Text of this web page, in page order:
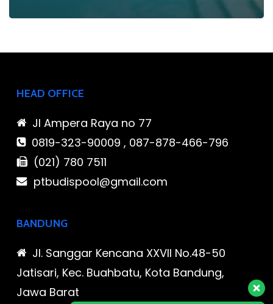
HEAD OFFICE
Jl Ampera Raya no 77
0819-323-90009 , 087-878-466-796
(021) 780 7511
ptbudispool@gmail.com
BANDUNG
Jl. Sanggar Kencana XXVII No.48-50
Jatisari, Kec. Buahbatu, Kota Bandung,
Jawa Barat